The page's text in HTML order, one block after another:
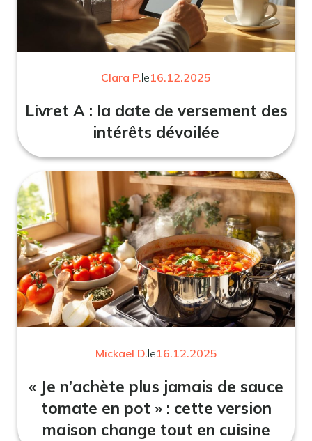
Clara P.le16.12.2025
Livret A : la date de versement des
intérêts dévoilée
Mickael D.le16.12.2025
« Je n’achète plus jamais de sauce
tomate en pot » : cette version
maison change tout en cuisine